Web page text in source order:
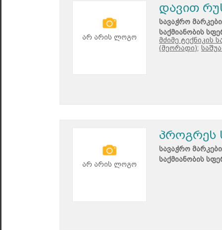
არ არის ლოგო
დავით
სავაჭრო
საქმიანობის
მძიმე ტექნიკის
(მეორადი);
არ არის ლოგო
პროგრეს
სავაჭრო
საქმიანობის